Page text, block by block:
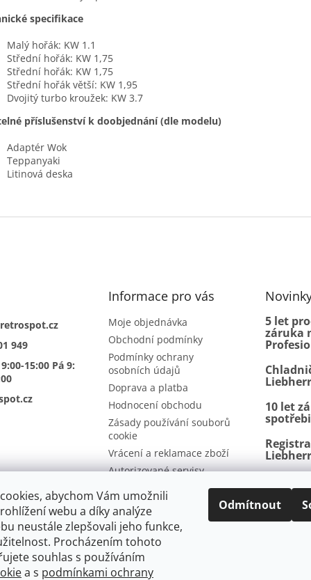
abychom Vám umožnili
webu a díky analýze
neustále zlepšovali jeho funkce,
Procházením tohoto
souhlas s používáním
a s podmínkami ochrany
Odmítnout
specifikace
Malý hořák: KW 1.1
Střední hořák: KW 1,75
Střední hořák: KW 1,75
Střední hořák větší: KW 1,95
Dvojitý turbo kroužek: KW 3.7
příslušenství k doobjednání (dle modelu)
Adaptér Wok
Teppanyaki
Litinová deska
retrospot.cz
949
15:00 Pá 9:
Informace pro vás
Moje objednávka
Obchodní podmínky
Podmínky ochrany
osobních údajů
Doprava a platba
Hodnocení obchodu
Zásady používání souborů
cookie
Vrácení a reklamace zboží
Autorizované servisy
Kontakty
5 let
záruka
Liebherr
10 let
Liebherr
další
Vrácení a reklamace Ochrana osobních údajů